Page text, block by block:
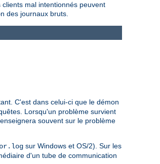
mal intentionnés peuvent
des journaux bruts.
C'est dans celui-ci que le démon
Lorsqu'un problème survient
souvent sur le problème
sur Windows et OS/2). Sur les
d'un tube de communication